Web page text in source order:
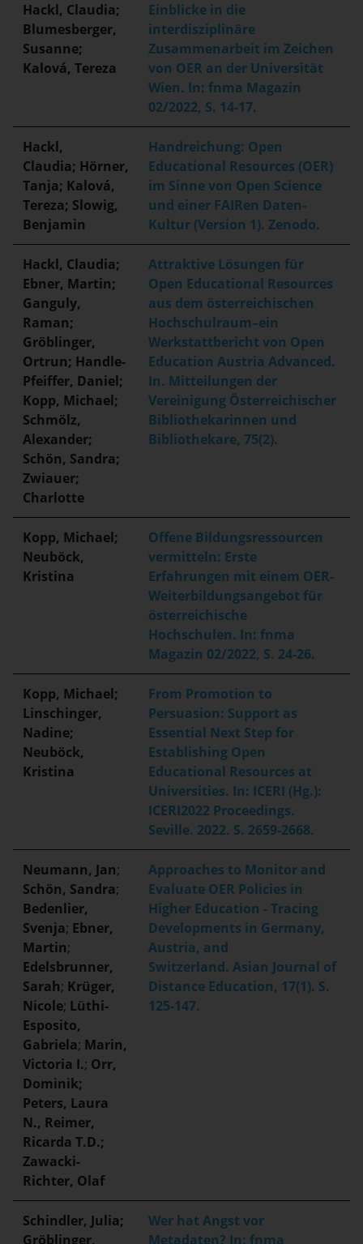
Hackl, Claudia;
Blumesberger,
Susanne;
Kalová, Tereza
Einblicke in die
interdisziplinäre
Zusammenarbeit im Zeichen
von OER an der Universität
Wien. In: fnma Magazin
02/2022, S. 14-17.
Hackl,
Claudia; Hörner,
Tanja; Kalová,
Tereza; Slowig,
Benjamin
Handreichung: Open
Educational Resources (OER)
im Sinne von Open Science
und einer FAIRen Daten-
Kultur (Version 1). Zenodo.
Hackl, Claudia;
Ebner, Martin;
Ganguly,
Raman;
Gröblinger,
Ortrun; Handle-
Pfeiffer, Daniel;
Kopp, Michael;
Schmölz,
Alexander;
Schön, Sandra;
Zwiauer;
Charlotte
Attraktive Lösungen für
Open Educational Resources
aus dem österreichischen
Hochschulraum–ein
Werkstattbericht von Open
Education Austria Advanced.
In. Mitteilungen der
Vereinigung Österreichischer
Bibliothekarinnen und
Bibliothekare, 75(2).
Kopp, Michael;
Neuböck,
Kristina
Offene Bildungsressourcen
vermitteln: Erste
Erfahrungen mit einem OER-
Weiterbildungsangebot für
österreichische
Hochschulen. In: fnma
Magazin 02/2022, S. 24-26.
Kopp, Michael;
Linschinger,
Nadine;
Neuböck,
Kristina
From Promotion to
Persuasion: Support as
Essential Next Step for
Establishing Open
Educational Resources at
Universities. In: ICERI (Hg.):
ICERI2022 Proceedings.
Seville. 2022. S. 2659-2668.
Neumann, Jan;
Schön, Sandra;
Bedenlier,
Svenja; Ebner,
Martin;
Edelsbrunner,
Sarah; Krüger,
Nicole; Lüthi-
Esposito,
Gabriela; Marin,
Victoria I.; Orr,
Dominik;
Peters, Laura
N., Reimer,
Ricarda T.D.;
Zawacki-
Richter, Olaf
Approaches to Monitor and
Evaluate OER Policies in
Higher Education - Tracing
Developments in Germany,
Austria, and
Switzerland. Asian Journal of
Distance Education, 17(1). S.
125-147.
Schindler, Julia;
Gröblinger,
Wer hat Angst vor
Metadaten? In: fnma